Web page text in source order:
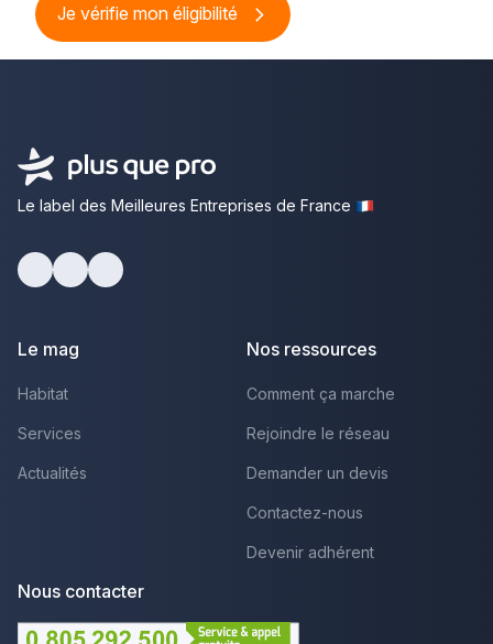
Je vérifie mon éligibilité
Le label des Meilleures Entreprises de France
Le mag
Habitat
Services
Actualités
Nos ressources
Comment ça marche
Rejoindre le réseau
Demander un devis
Contactez-nous
Devenir adhérent
Nous contacter